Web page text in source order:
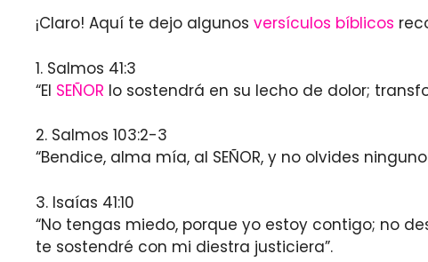
¡Claro! Aquí te dejo algunos versículos bíblicos
1. Salmos 41:3
“El SEÑOR lo sostendrá en su lecho de dolor;
2. Salmos 103:2-3
“Bendice, alma mía, al SEÑOR, y no olvides
3. Isaías 41:10
“No tengas miedo, porque yo estoy contigo; no
te sostendré con mi diestra justiciera”.